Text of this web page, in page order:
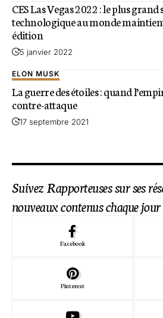
CES Las Vegas 2022 : le plus grand
technologique au monde
édition
5 janvier 2022
ELON MUSK
La guerre des étoiles : quand
contre-attaque
17 septembre 2021
Suivez Rapporteuses sur ses
nouveaux contenus chaque
Facebook
Pinterest